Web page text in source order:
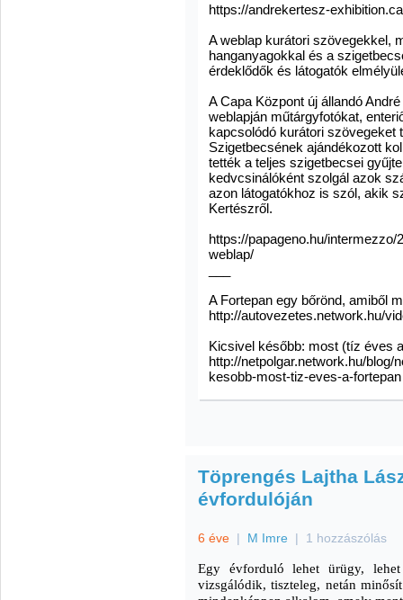
https://andrekertesz-
A weblap kurátori szövegekkel,
hanganyagokkal és a
érdeklődők és látogatók
A Capa Központ új állandó
weblapján műtárgyfotókat,
kapcsolódó kurátori szövegeket
Szigetbecsének ajándékozott
tették a teljes szigetbecsei
kedvcsinálóként szolgál azok
azon látogatókhoz is szól, akik
Kertészről.
https://papageno.hu/
weblap/
A Fortepan egy bőrönd, amiből
http://autovezetes.network.hu/
Kicsivel később: most (tíz éves
http://netpolgar.network.hu/
kesobb-most-tiz-eves-a-fortepan
Töprengés Lajtha
évfordulóján
6 éve | M Imre | 1 hozzászólás
Egy évforduló lehet ürügy,
vizsgálódik, tiszteleg, netán